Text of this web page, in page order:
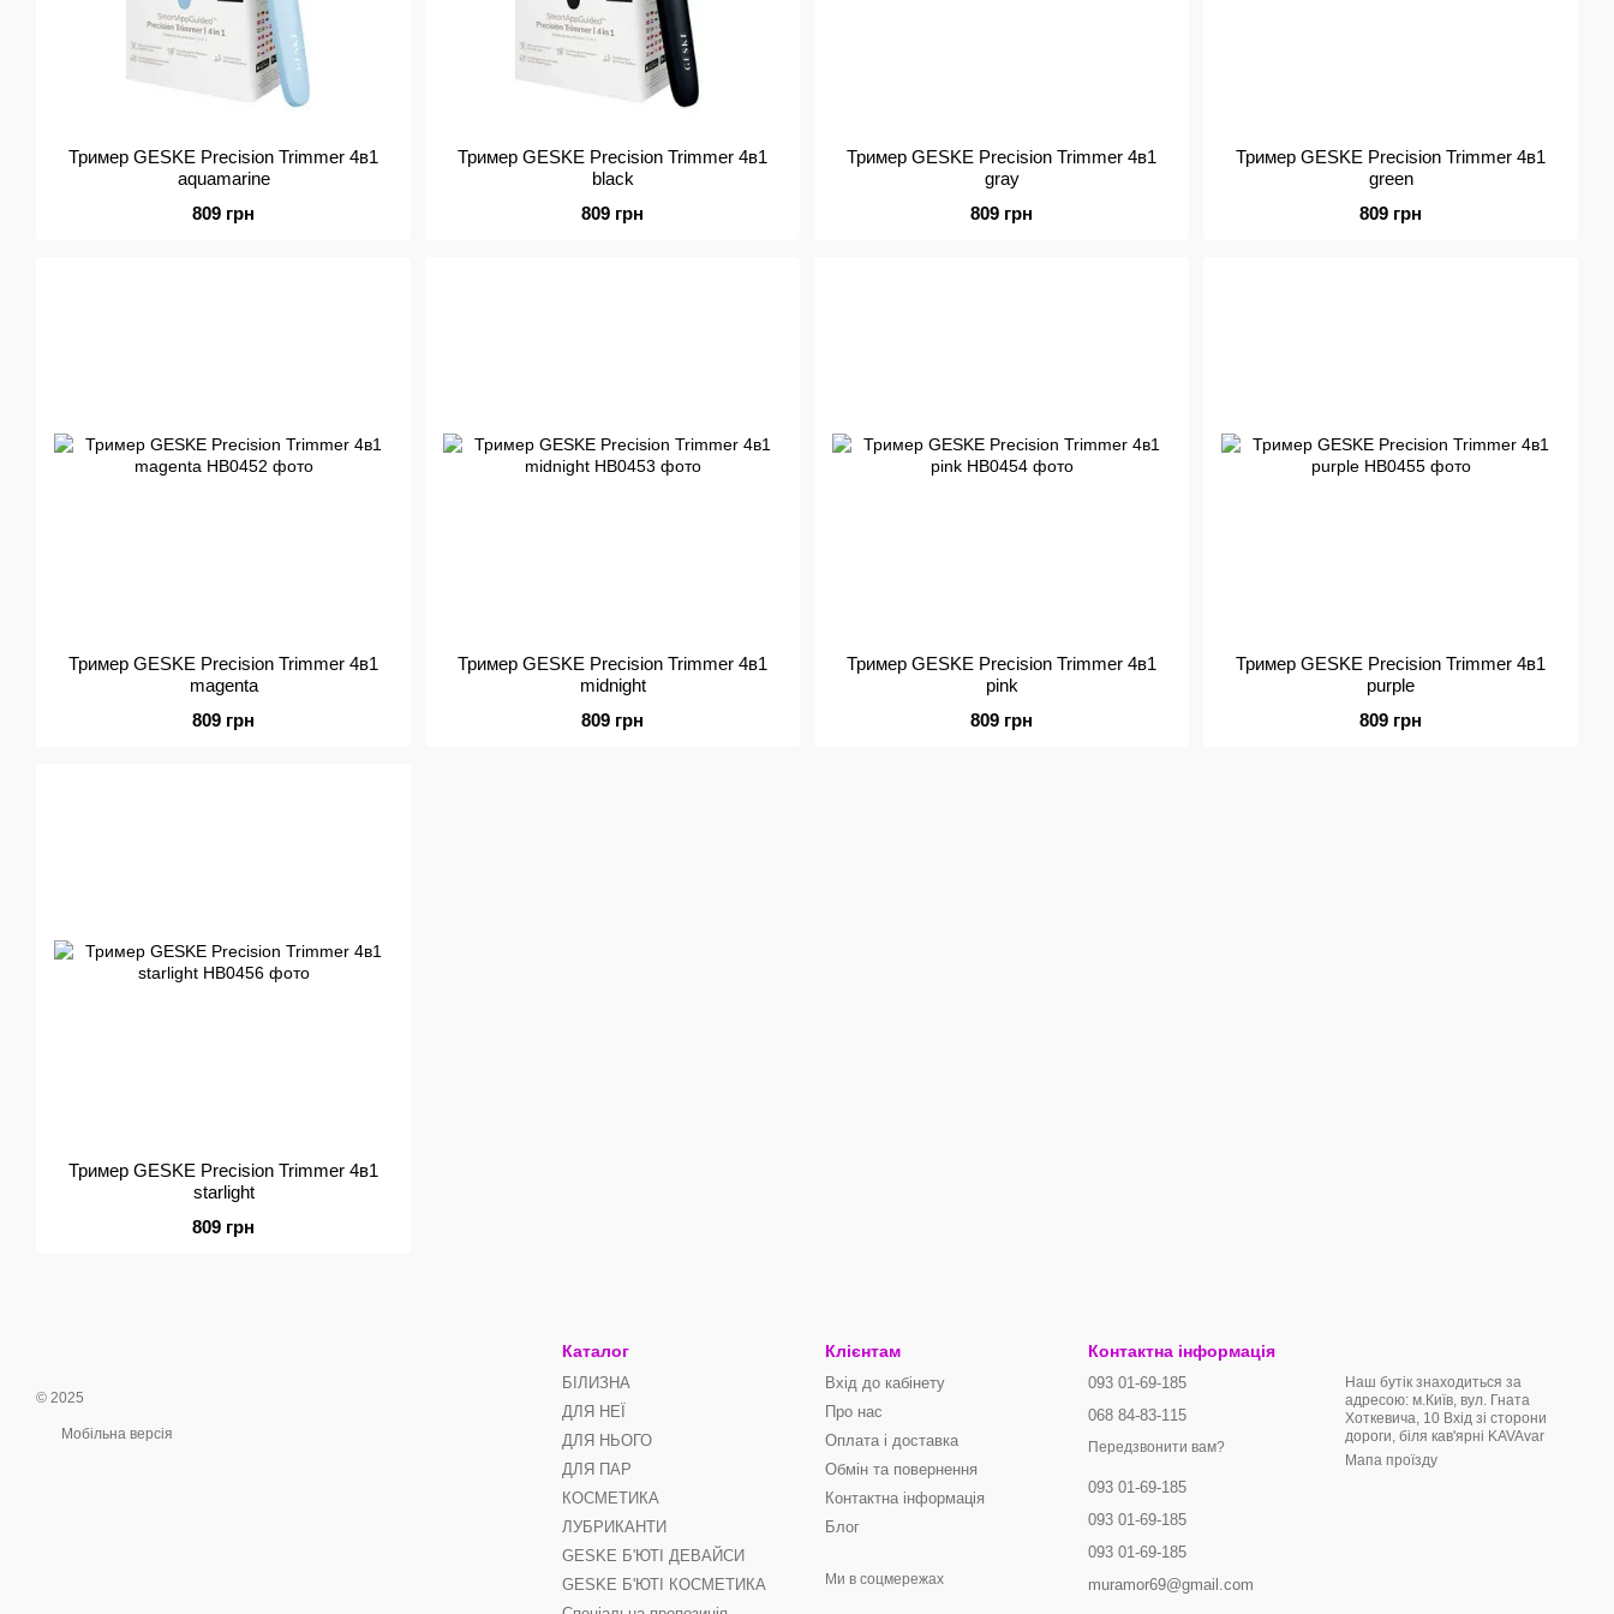
Тример GESKE Precision Trimmer 4в1
aquamarine
809 грн
Тример GESKE Precision Trimmer 4в1
black
809 грн
Тример GESKE Precision Trimmer 4в1
gray
809 грн
Тример GESKE Precision Trimmer 4в1
green
809 грн
Тример GESKE Precision Trimmer 4в1
magenta
809 грн
Тример GESKE Precision Trimmer 4в1
midnight
809 грн
Тример GESKE Precision Trimmer 4в1
pink
809 грн
Тример GESKE Precision Trimmer 4в1
purple
809 грн
Тример GESKE Precision Trimmer 4в1
starlight
809 грн
© 2025
Мобільна версія
Каталог
БІЛИЗНА
ДЛЯ НЕЇ
ДЛЯ НЬОГО
ДЛЯ ПАР
КОСМЕТИКА
ЛУБРИКАНТИ
GЕSKE Б'ЮТІ ДЕВАЙСИ
GESKE Б'ЮТІ КОСМЕТИКА
Клієнтам
Вхід до кабінету
Про нас
Оплата і доставка
Обмін та повернення
Контактна інформація
Блог
Ми в соцмережах
Контактна інформація
093 01-69-185
068 84-83-115
Передзвонити вам?
093 01-69-185
093 01-69-185
093 01-69-185
muramor69@gmail.com
Наш бутік знаходиться за
адресою: м.Київ, вул. Гната
Хоткевича, 10 Вхід зі сторони
дороги, біля кав'ярні KAVAvar
Мапа проїзду